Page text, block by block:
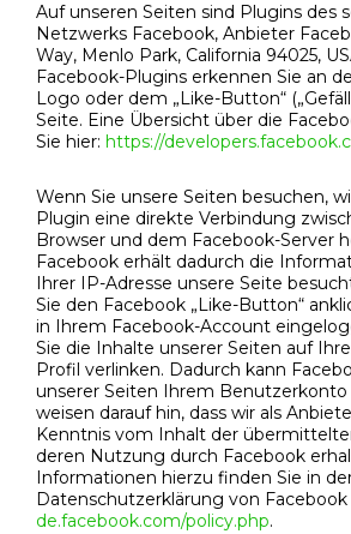
Auf unseren Seiten sind Plugins des
Netzwerks Facebook, Anbieter
Way, Menlo Park, California 94025,
Facebook-Plugins erkennen Sie an
Logo oder dem „Like-Button“
Seite. Eine Übersicht über die
Sie hier: https://
Wenn Sie unsere Seiten besuchen,
Plugin eine direkte Verbindung
Browser und dem Facebook-Server
Facebook erhält dadurch die
Ihrer IP-Adresse unsere Seite
Sie den Facebook „Like-Button“
in Ihrem Facebook-Account
Sie die Inhalte unserer Seiten auf
Profil verlinken. Dadurch kann
unserer Seiten Ihrem Benutzerkonto
weisen darauf hin, dass wir als
Kenntnis vom Inhalt der
deren Nutzung durch Facebook
Informationen hierzu finden Sie in
Datenschutzerklärung von Facebook
de.facebook.com/policy.php.